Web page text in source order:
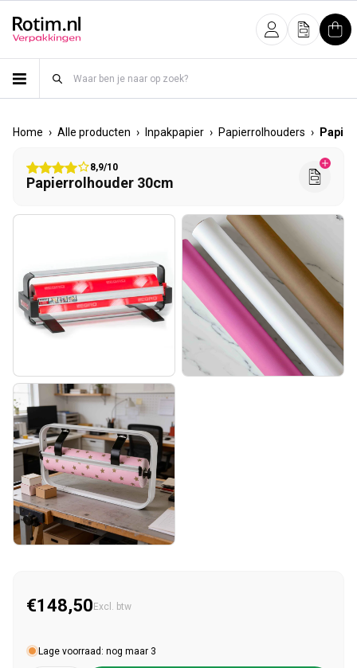
InloggenOfferte
Home › Alle producten › Inpakpapier › Papierrolhouders ›
8,9/10
Papierrolhouder 30cm
Normale prijs
€148,50 Excl. btw
Lage voorraad: nog maar 3